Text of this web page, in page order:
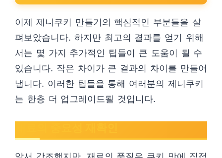
이제 제니쿠키 만들기의 핵심적인 부분들을 살
펴보았습니다. 하지만 최고의 결과를 얻기 위해
서는 몇 가지 추가적인 팁들이 큰 도움이 될 수
있습니다. 작은 차이가 큰 결과의 차이를 만들어
냅니다. 이러한 팁들을 통해 여러분의 제니쿠키
는 한층 더 업그레이드될 것입니다.